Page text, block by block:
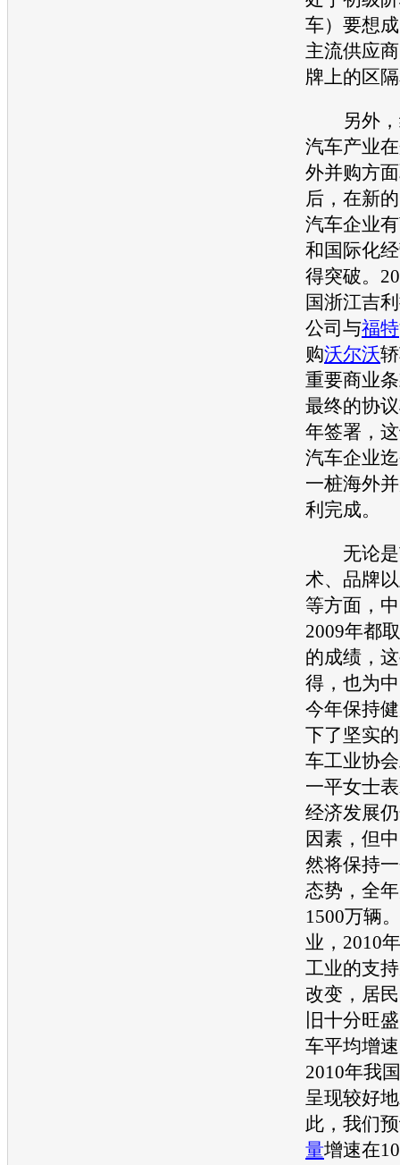
车）要想
主流供应
牌上的区
另外，
汽车产业
外并购方
后，在新
汽车企业
和国际化
得突破。
国浙江吉利
公司与福特
购沃尔沃
重要商业
最终的协
年签署，
汽车企业
一桩海外
利完成。
无论是
术、品牌
等方面，
2009年都
的成绩，
得，也为
今年保持
下了坚实
车工业协
一平女士
经济发展
因素，但
然将保持
态势，全
1500万辆
业，2010
工业的支
改变，居
旧十分旺
车平均增
2010年我
呈现较好
此，我们
量增速在